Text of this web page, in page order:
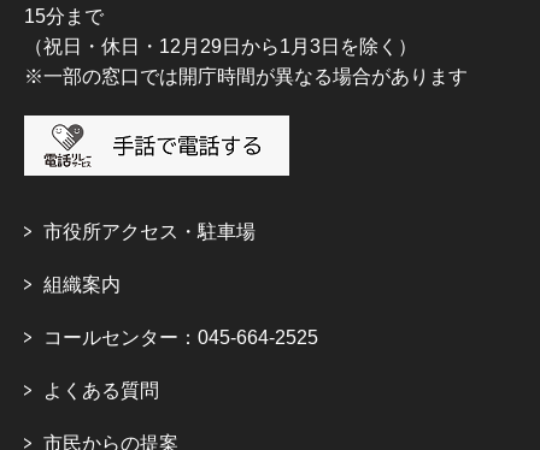
15分まで
（祝日・休日・12月29日から1月3日を除く）
※一部の窓口では開庁時間が異なる場合があります
市役所アクセス・駐車場
組織案内
コールセンター：045-664-2525
よくある質問
市民からの提案